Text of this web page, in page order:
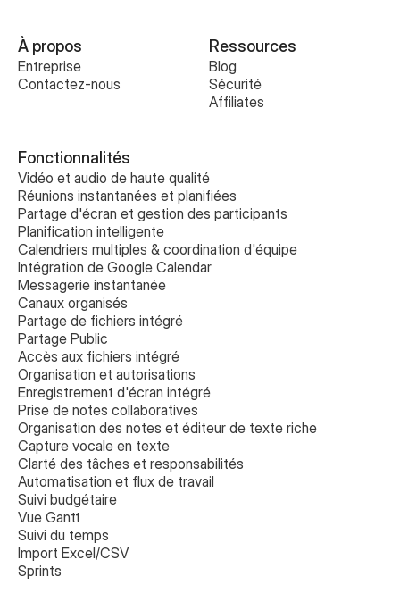
À propos
Entreprise
Contactez-nous
Ressources
Blog
Sécurité
Affiliates
Fonctionnalités
Vidéo et audio de haute qualité
Réunions instantanées et planifiées
Partage d'écran et gestion des participants
Planification intelligente
Calendriers multiples & coordination d'équipe
Intégration de Google Calendar
Messagerie instantanée
Canaux organisés
Partage de fichiers intégré
Partage Public
Accès aux fichiers intégré
Organisation et autorisations
Enregistrement d'écran intégré
Prise de notes collaboratives
Organisation des notes et éditeur de texte riche
Capture vocale en texte
Clarté des tâches et responsabilités
Automatisation et flux de travail
Suivi budgétaire
Vue Gantt
Suivi du temps
Import Excel/CSV
Sprints